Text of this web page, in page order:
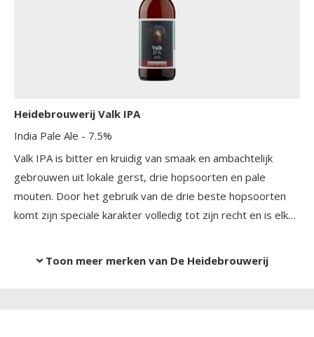
Heidebrouwerij Valk IPA
India Pale Ale - 7.5%
Valk IPA is bitter en kruidig van smaak en ambachtelijk
gebrouwen uit lokale gerst, drie hopsoorten en pale
mouten. Door het gebruik van de drie beste hopsoorten
komt zijn speciale karakter volledig tot zijn recht en is elke
Toon meer merken van De Heidebrouwerij